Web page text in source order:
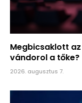
Megbicsaklott
vándorol a tőke?
2026. augusztus 7.